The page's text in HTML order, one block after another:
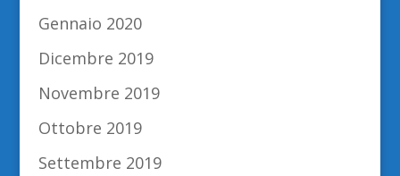
Gennaio 2020
Dicembre 2019
Novembre 2019
Ottobre 2019
Settembre 2019